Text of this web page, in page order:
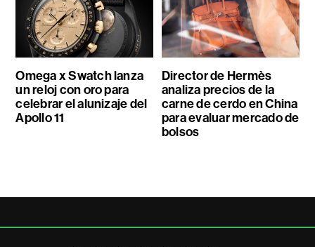
Omega x Swatch lanza
un reloj con oro para
celebrar el alunizaje del
Apollo 11
Director de Hermès
analiza precios de la
carne de cerdo en China
para evaluar mercado de
bolsos